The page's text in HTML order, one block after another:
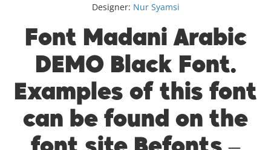
Designer: Nur Syamsi
Font Madani Arabic
DEMO Black Font.
Examples of this font
can be found on the